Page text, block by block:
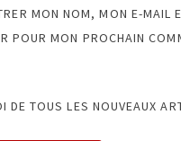
MON NOM, MON E-MAIL
POUR MON PROCHAIN
DE TOUS LES NOUVEAUX